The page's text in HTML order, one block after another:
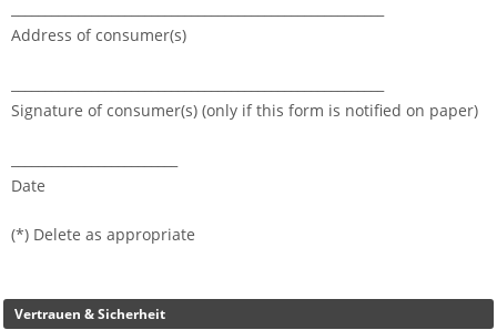
Address of consumer(s)
Signature of consumer(s) (only if this form is notified on paper)
Date
(*) Delete as appropriate
Vertrauen & Sicherheit